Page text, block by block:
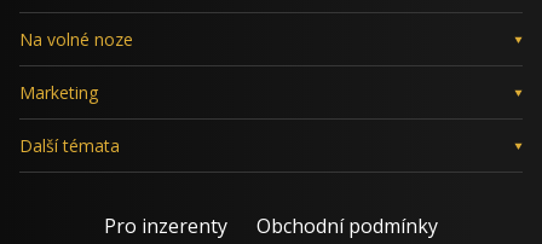
Na volné noze
Marketing
Další témata
Pro inzerenty Obchodní podmínky